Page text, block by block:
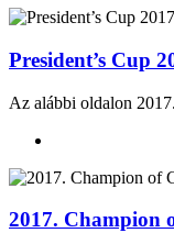
President’s Cup
Az alábbi oldalon
2017. Champion